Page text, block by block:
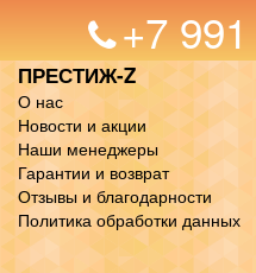
+7
ПРЕСТИЖ-Z
О нас
Новости и акции
Наши менеджеры
Гарантии и возврат
Отзывы и благодарности
Политика обработки данных